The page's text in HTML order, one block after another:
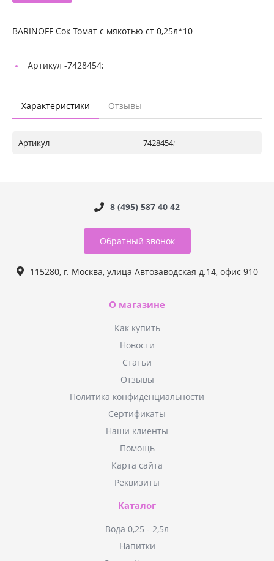
BARINOFF Сок Томат с мякотью ст 0,25л*10
Артикул -7428454;
Характеристики Отзывы
Артикул 7428454;
8 (495) 587 40 42
Обратный звонок
115280, г. Москва, улица Автозаводская д.14, офис 910
О магазине
Как купить
Новости
Статьи
Отзывы
Политика конфиденциальности
Сертификаты
Наши клиенты
Помощь
Карта сайта
Реквизиты
Каталог
Вода 0,25 - 2,5л
Напитки